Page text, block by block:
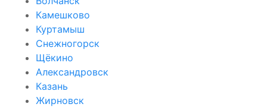
Камешково
Куртамыш
Снежногорск
Щёкино
Александровск
Казань
Жирновск